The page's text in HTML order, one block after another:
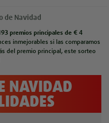
de Navidad
premios principales de € 4
inmejorables si las comparamos
del premio principal, este sorteo
NAVIDAD